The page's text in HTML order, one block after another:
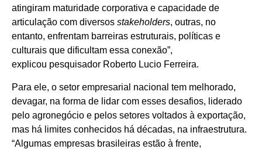
atingiram maturidade corporativa e capacidade de
articulação com diversos stakeholders, outras, no
entanto, enfrentam barreiras estruturais, políticas e
culturais que dificultam essa conexão”,
explicou pesquisador Roberto Lucio Ferreira.
Para ele, o setor empresarial nacional tem melhorado,
devagar, na forma de lidar com esses desafios, liderado
pelo agronegócio e pelos setores voltados à exportação,
mas há limites conhecidos há décadas, na infraestrutura.
“Algumas empresas brasileiras estão à frente,